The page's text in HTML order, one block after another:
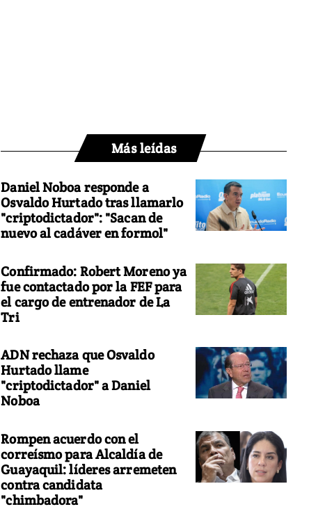
Más leídas
Daniel Noboa responde a
Osvaldo Hurtado tras llamarlo
"criptodictador": "Sacan de
nuevo al cadáver en formol"
Confirmado: Robert Moreno ya
fue contactado por la FEF para
el cargo de entrenador de La
Tri
ADN rechaza que Osvaldo
Hurtado llame
"criptodictador" a Daniel
Noboa
Rompen acuerdo con el
correísmo para Alcaldía de
Guayaquil: líderes arremeten
contra candidata
"chimbadora"